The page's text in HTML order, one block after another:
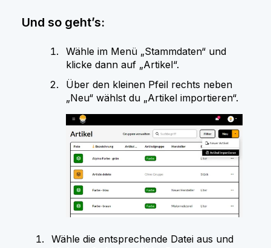
Und so geht’s:
Wähle im Menü „Stammdaten“ und
klicke dann auf „Artikel“.
Über den kleinen Pfeil rechts neben
„Neu“ wählst du „Artikel importieren“.
Wähle die entsprechende Datei aus und